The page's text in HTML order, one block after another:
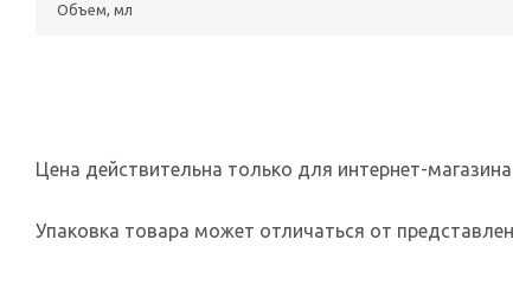
Объем, мл
Цена действительна только для интернет-
Упаковка товара может отличаться от